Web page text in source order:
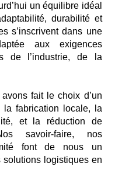
un équilibre idéal
durabilité et
s’inscrivent dans une
aux exigences
de l’industrie, de la
fait le choix d’un
la fabrication locale,
la
et la réduction de
savoir-faire, nos
font de nous un
solutions logistiques en